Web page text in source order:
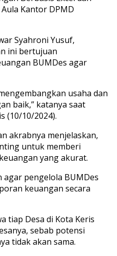
Kantor DPMD
Syahroni Yusuf,
ini bertujuan
BUMDes agar
usaha dan
baik,” katanya saat
(10/10/2024).
akrabnya menjelaskan,
untuk memberi
yang akurat.
pengelola BUMDes
keuangan secara
tiap Desa di Kota Keris
sebab potensi
tidak akan sama.